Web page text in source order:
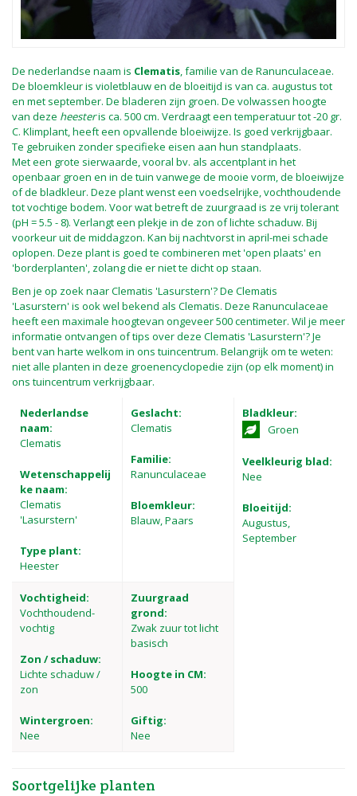
De nederlandse naam is Clematis, familie van de Ranunculaceae.
De bloemkleur is violetblauw en de bloeitijd is van ca. augustus tot
en met september. De bladeren zijn groen. De volwassen hoogte
van deze heesteris ca. 500 cm. Verdraagt een temperatuur tot -20 gr.
C. Klimplant, heeft een opvallende bloeiwijze. Is goed verkrijgbaar.
Te gebruiken zonder specifieke eisen aan hun standplaats.
Met een grote sierwaarde, vooral bv. als accentplant in het
openbaar groen en in de tuin vanwege de mooie vorm, de bloeiwijze
of de bladkleur. Deze plant wenst een voedselrijke, vochthoudende
tot vochtige bodem. Voor wat betreft de zuurgraad is ze vrij tolerant
(pH = 5.5 - 8). Verlangt een plekje in de zon of lichte schaduw. Bij
voorkeur uit de middagzon. Kan bij nachtvorst in april-mei schade
oplopen. Deze plant is goed te combineren met 'open plaats' en
'borderplanten', zolang die er niet te dicht op staan.
Ben je op zoek naar Clematis 'Lasurstern'? De Clematis
'Lasurstern' is ook wel bekend als Clematis. Deze Ranunculaceae
heeft een maximale hoogtevan ongeveer 500 centimeter. Wil je meer
informatie ontvangen of tips over deze Clematis 'Lasurstern'? Je
bent van harte welkom in ons tuincentrum. Belangrijk om te weten:
niet alle planten in deze groenencyclopedie zijn (op elk moment) in
ons tuincentrum verkrijgbaar.
Nederlandse
naam:
Clematis
Wetenschappelij
ke naam:
Clematis
'Lasurstern'
Type plant:
Heester
Geslacht:
Clematis
Familie:
Ranunculaceae
Bloemkleur:
Blauw, Paars
Bladkleur:
Groen
Veelkleurig blad:
Nee
Bloeitijd:
Augustus,
September
Vochtigheid:
Vochthoudend-
vochtig
Zon / schaduw:
Lichte schaduw /
zon
Wintergroen:
Nee
Zuurgraad
grond:
Zwak zuur tot licht
basisch
Hoogte in CM:
500
Giftig:
Nee
Soortgelijke planten